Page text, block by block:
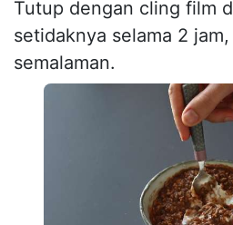
Tutup dengan cling film
setidaknya selama 2
semalaman.